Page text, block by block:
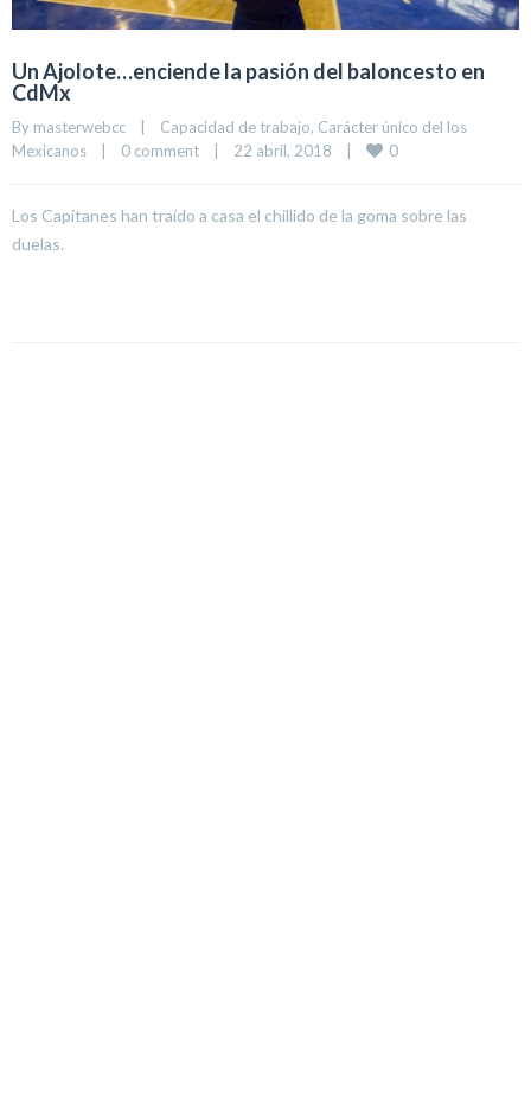
Un Ajolote…enciende la pasión del baloncesto en
CdMx
By masterwebcc | Capacidad de trabajo, Carácter único del los
Mexicanos
| 0 comment | 22 abril, 2018 | 0
Los Capitanes han traído a casa el chillido de la goma sobre las
duelas.